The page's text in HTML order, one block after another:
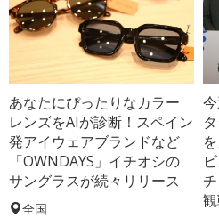
あなたにぴったりなカラー
レンズをAIが診断！スペイン
発アイウェアブランドなど
「OWNDAYS」イチオシの
サングラスが続々リリース
全国